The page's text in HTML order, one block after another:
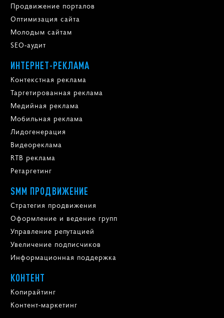
Продвижение порталов
Оптимизация сайта
Молодым сайтам
SEO-аудит
ИНТЕРНЕТ-РЕКЛАМА
Контекстная реклама
Таргетированная реклама
Медийная реклама
Мобильная реклама
Лидогенерация
Видеореклама
RTB реклама
Ретаргетинг
SMM ПРОДВИЖЕНИЕ
Стратегия продвижения
Оформление и ведение групп
Управление репутацией
Увеличение подписчиков
Информационная поддержка
КОНТЕНТ
Копирайтинг
Контент-маркетинг